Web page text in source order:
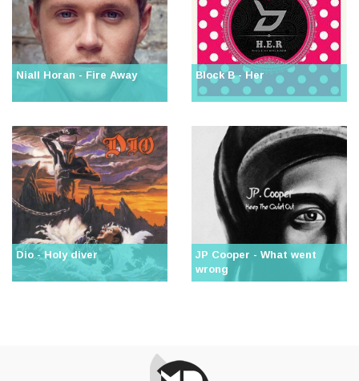
Niall Horan - Fire Away Block B - Her
Dio - Holy diver
JP Cooper - What went
wrong